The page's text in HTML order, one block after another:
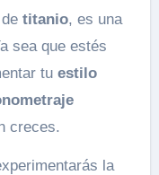
titanio, es una
sea que estés
tu estilo
creces.
la